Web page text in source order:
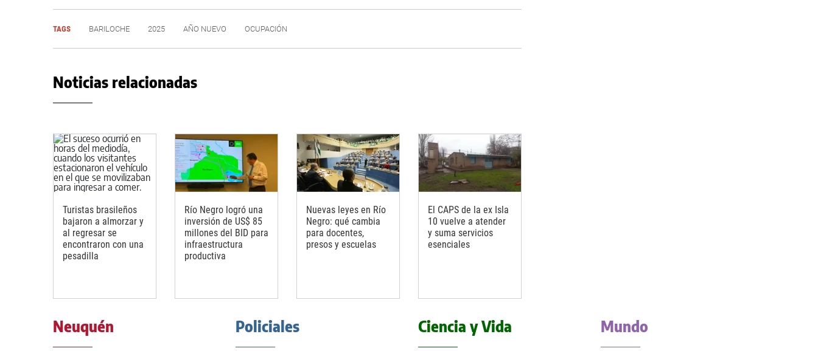
TAGS BARILOCHE 2025 AÑO NUEVO OCUPACIÓN
Noticias relacionadas
Turistas brasileños
bajaron a almorzar y
al regresar se
encontraron con una
pesadilla
Río Negro logró una
inversión de US$ 85
millones del BID para
infraestructura
productiva
Nuevas leyes en Río
Negro: qué cambia
para docentes,
presos y escuelas
El CAPS de la ex Isla
10 vuelve a atender
y suma servicios
esenciales
Neuquén Policiales Ciencia y Vida Mundo